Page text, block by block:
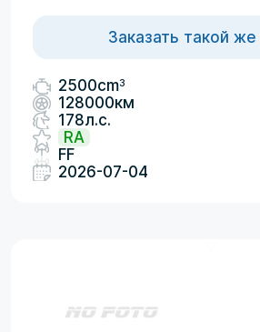
Заказать такой же
2500cm3
128000км
178л.с.
RA
FF
2026-07-04